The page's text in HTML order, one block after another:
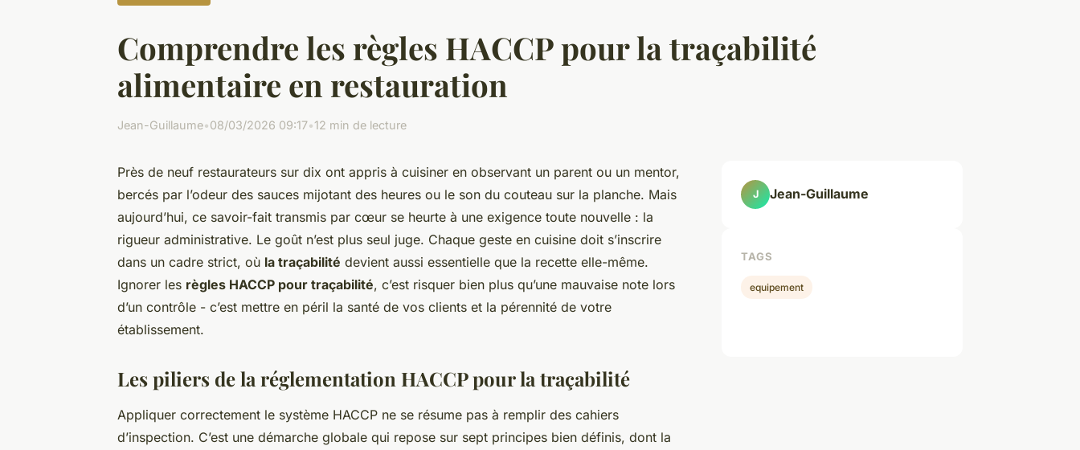
Comprendre les règles HACCP pour la traçabilité
alimentaire en restauration
Jean-Guillaume•08/03/2026 09:17•12 min de lecture
Près de neuf restaurateurs sur dix ont appris à cuisiner en observant un parent ou un mentor,
bercés par l’odeur des sauces mijotant des heures ou le son du couteau sur la planche. Mais
aujourd’hui, ce savoir-fait transmis par cœur se heurte à une exigence toute nouvelle : la
rigueur administrative. Le goût n’est plus seul juge. Chaque geste en cuisine doit s’inscrire
dans un cadre strict, où la traçabilité devient aussi essentielle que la recette elle-même.
Ignorer les règles HACCP pour traçabilité, c’est risquer bien plus qu’une mauvaise note lors
d’un contrôle - c’est mettre en péril la santé de vos clients et la pérennité de votre
établissement.
Les piliers de la réglementation HACCP pour la traçabilité
Appliquer correctement le système HACCP ne se résume pas à remplir des cahiers
d’inspection. C’est une démarche globale qui repose sur sept principes bien définis, dont la
J Jean-Guillaume
TAGS
equipement